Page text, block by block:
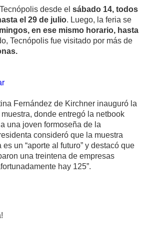
desde el sábado 14, todos
el 29 de julio. Luego, la feria se
en ese mismo horario, hasta
Tecnópolis fue visitado por más de
Fernández de Kirchner inauguró la
donde entregó la netbook
a una joven formoseña de la
consideró que la muestra
un “aporte al futuro” y destacó que
una treintena de empresas
hay 125”.